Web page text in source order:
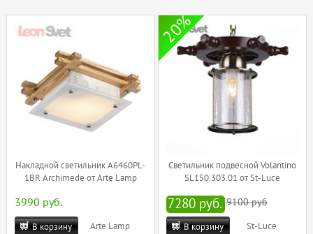
Накладной светильник A6460PL-
1BR Archimede от Arte Lamp
3990 руб.
В корзину
Arte Lamp
Светильник подвесной Volantino
SL150.303.01 от St-Luce
20%
7280 руб. 9100 руб
В корзину
St-Luce